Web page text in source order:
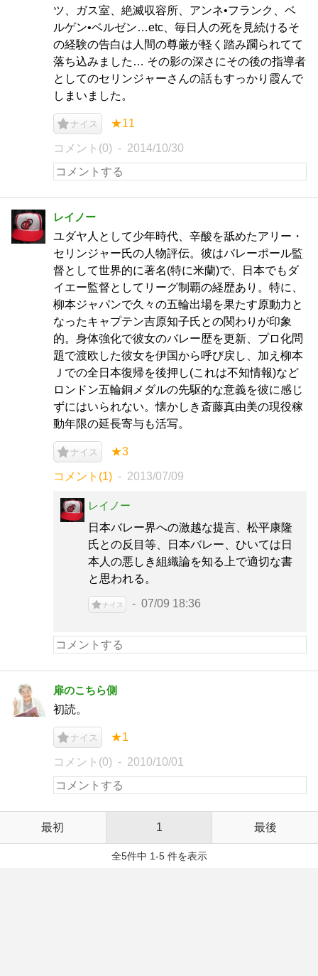
ツ、ガス室、絶滅収容所、アンネ•フランク、ベ
ルゲン•ベルゼン…etc、毎日人の死を見続けるそ
の経験の告白は人間の尊厳が軽く踏み躙られてて
落ち込みました… その影の深さにその後の指導者
としてのセリンジャーさんの話もすっかり霞んで
しまいました。
ナイス ★11
コメント(0) 2014/10/30
レイノー
ユダヤ人として少年時代、辛酸を舐めたアリー・
セリンジャー氏の人物評伝。彼はバレーポール監
督として世界的に著名(特に米蘭)で、日本でもダ
イエー監督としてリーグ制覇の経歴あり。特に、
柳本ジャパンで久々の五輪出場を果たす原動力と
なったキャプテン吉原知子氏との関わりが印象
的。身体強化で彼女のバレー歴を更新、プロ化問
題で渡欧した彼女を伊国から呼び戻し、加え柳本
Ｊでの全日本復帰を後押し(これは不知情報)など
ロンドン五輪銅メダルの先駆的な意義を彼に感じ
ずにはいられない。懐かしき斎藤真由美の現役稼
動年限の延長寄与も活写。
ナイス ★3
コメント(1) 2013/07/09
レイノー
日本バレー界への激越な提言、松平康隆
氏との反目等、日本バレー、ひいては日
本人の悪しき組織論を知る上で適切な書
と思われる。
ナイス 07/09 18:36
扉のこちら側
初読。
ナイス ★1
コメント(0) 2010/10/01
最初 1 最後
全5件中 1-5 件を表示